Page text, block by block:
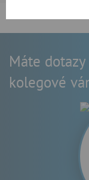
Máte
kolegové